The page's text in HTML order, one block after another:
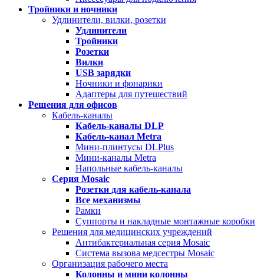
Тройники и ночники
Удлинители, вилки, розетки
Удлинители
Тройники
Розетки
Вилки
USB зарядки
Ночники и фонарики
Адаптеры для путешествий
Решения для офисов
Кабель-каналы
Кабель-каналы DLP
Кабель-канал Metra
Мини-плинтусы DLPlus
Мини-каналы Metra
Напольные кабель-каналы
Серия Mosaic
Розетки для кабель-канала
Все механизмы
Рамки
Суппорты и накладные монтажные коробки
Решения для медицинских учреждений
Антибактериальная серия Mosaic
Система вызова медсестры Mosaic
Организация рабочего места
Колонны и мини колонны